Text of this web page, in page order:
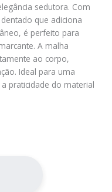
sedutora. Com
que adiciona
é perfeito para
A malha
ao corpo,
Ideal para uma
praticidade do material